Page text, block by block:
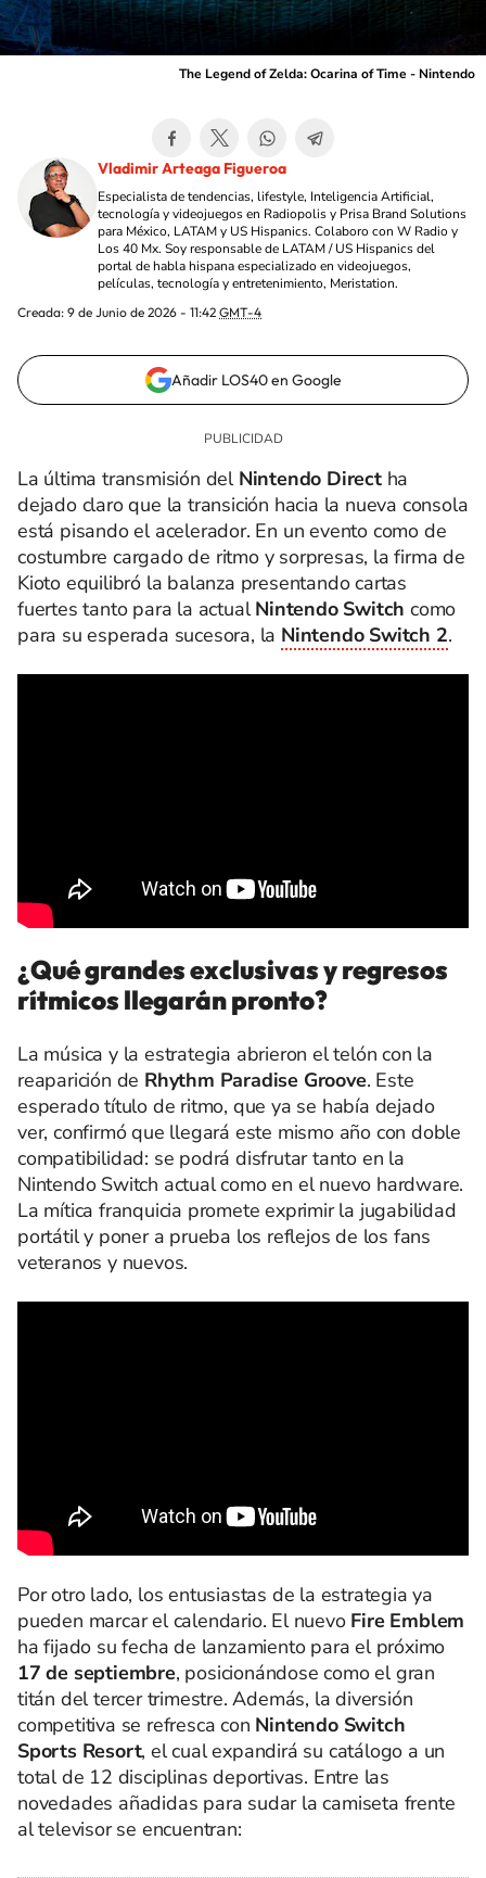
The Legend of Zelda: Ocarina of Time - Nintendo
Vladimir Arteaga Figueroa
Especialista de tendencias, lifestyle, Inteligencia Artificial,
tecnología y videojuegos en Radiopolis y Prisa Brand Solutions
para México, LATAM y US Hispanics. Colaboro con W Radio y
Los 40 Mx. Soy responsable de LATAM / US Hispanics del
portal de habla hispana especializado en videojuegos,
películas, tecnología y entretenimiento, Meristation.
Creada: 9 de Junio de 2026 - 11:42 GMT-4
Añadir LOS40 en Google
La última transmisión del Nintendo Directha
dejado claro que la transición hacia la nueva consola
está pisando el acelerador. En un evento como de
costumbre cargado de ritmo y sorpresas, la firma de
Kioto equilibró la balanza presentando cartas
fuertes tanto para la actualNintendo Switch como
para su esperada sucesora, la Nintendo Switch 2.
¿Qué grandes exclusivas y regresos
rítmicos llegarán pronto?
La música y la estrategia abrieron el telón con la
reaparición de Rhythm Paradise Groove. Este
esperado título de ritmo, que ya se había dejado
ver, confirmó que llegará este mismo año con doble
compatibilidad: se podrá disfrutar tanto en la
Nintendo Switch actual como en el nuevo hardware.
La mítica franquicia promete exprimir la jugabilidad
portátil y poner a prueba los reflejos de los fans
veteranos y nuevos.
Por otro lado, los entusiastas de la estrategia ya
pueden marcar el calendario. El nuevo Fire Emblem
ha fijado su fecha de lanzamiento para el próximo
17 de septiembre, posicionándose como el gran
titán del tercer trimestre. Además, la diversión
competitiva se refresca con Nintendo Switch
Sports Resort, el cual expandirá su catálogo a un
total de 12 disciplinas deportivas. Entre las
novedades añadidas para sudar la camiseta frente
al televisor se encuentran: